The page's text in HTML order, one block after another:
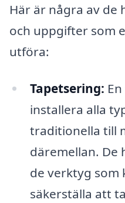
Här är några av de
och uppgifter som
utföra:
Tapetsering:
installera alla
traditionella till
däremellan. De
de verktyg som
säkerställa att